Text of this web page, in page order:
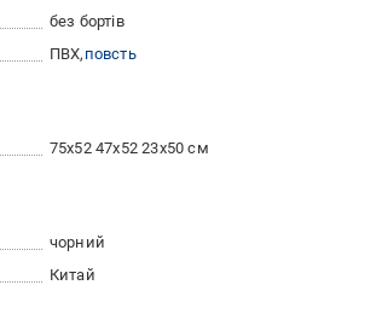
без бортів
ПВХ повсть
75x52 47x52 23x50 см
чорний
Китай